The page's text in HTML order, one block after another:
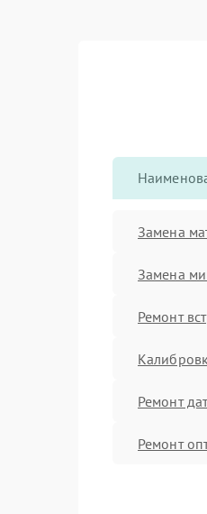
Замена
Замена
Ремонт
Ремонт
Ремонт